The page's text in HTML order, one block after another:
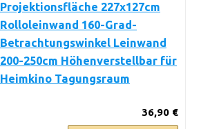
Projektionsfläche 227x127cm
Rolloleinwand ​160-Grad-
Betrachtungswinkel Leinwand
200-250cm Höhenverstellbar für
Heimkino Tagungsraum
36,90 €